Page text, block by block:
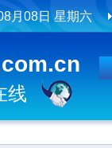
月08日 星期六
线